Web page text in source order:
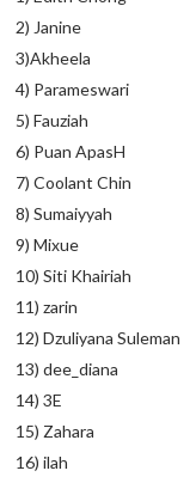
2) Janine
3)Akheela
4) Parameswari
5) Fauziah
6) Puan ApasH
7) Coolant Chin
8) Sumaiyyah
9) Mixue
10) Siti Khairiah
11) zarin
12) Dzuliyana Suleman
13) dee_diana
14) 3E
15) Zahara
16) ilah